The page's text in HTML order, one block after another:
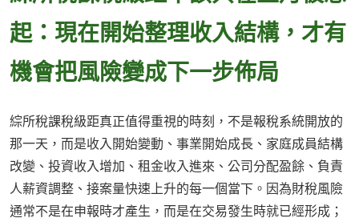
起：現在開始整理收入結構，才有
機會把風險變成下一步佈局
綜所稅課稅級距真正值得重視的時刻，不是報稅系統開放的
那一天，而是收入開始變動、事業開始成長、家庭成員結構
改變、投資收入增加、租金收入進來、公司分配盈餘、負責
人薪資調整、接案量快速上升的每一個當下。因為財稅風險
通常不是在申報時才產生，而是在交易發生時就已經形成；